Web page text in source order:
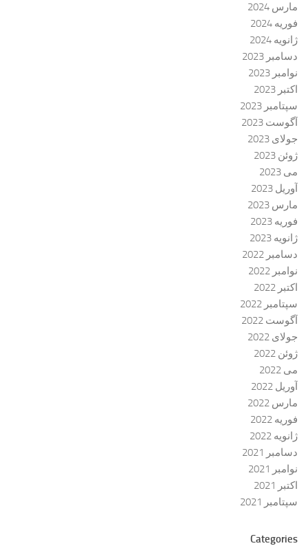
مارس 2024
فوریه 2024
ژانویه 2024
دسامبر 2023
نوامبر 2023
اکتبر 2023
سپتامبر 2023
آگوست 2023
جولای 2023
ژوئن 2023
می 2023
آوریل 2023
مارس 2023
فوریه 2023
ژانویه 2023
دسامبر 2022
نوامبر 2022
اکتبر 2022
سپتامبر 2022
آگوست 2022
جولای 2022
ژوئن 2022
می 2022
آوریل 2022
مارس 2022
فوریه 2022
ژانویه 2022
دسامبر 2021
نوامبر 2021
اکتبر 2021
سپتامبر 2021
Categories